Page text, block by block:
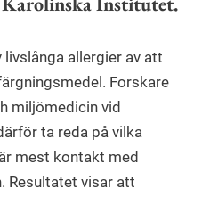
allergier av att
Forskare
miljömedicin vid
ta reda på vilka
mest kontakt med
Resultatet visar att